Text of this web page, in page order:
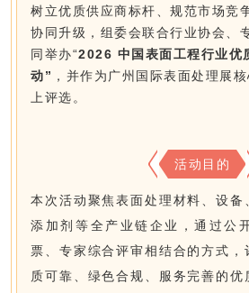
树立优质供应商标杆、规范市场竞
协同升级，组委会联合行业协会、
同举办“2026 中国表面工程行业优
动” ，并作为广州国际表面处理展
上评选。
活动目的
本次活动聚焦表面处理材料、设备
添加剂等全产业链企业，通过公
票、专家综合评审相结合的方式，
质可靠、绿色合规、服务完善的优